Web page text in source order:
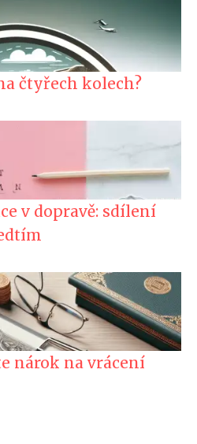
čtyřech kolech?
v dopravě: sdílení
nárok na vrácení